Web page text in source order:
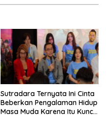
Sutradara Ternyata Ini Cinta
Beberkan Pengalaman Hidup
Masa Muda Karena Itu Kunci